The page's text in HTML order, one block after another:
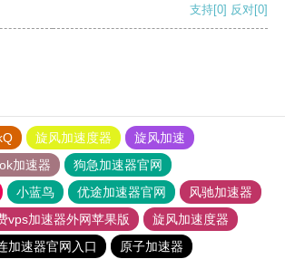
支持[0] 反对[0]
旋风加速度器
旋风加速
加速器
狗急加速器官网
小蓝鸟 优途加速器官网
风驰加速器
vps加速器外网苹果版
旋风加速度器
加速器官网入口 原子加速器